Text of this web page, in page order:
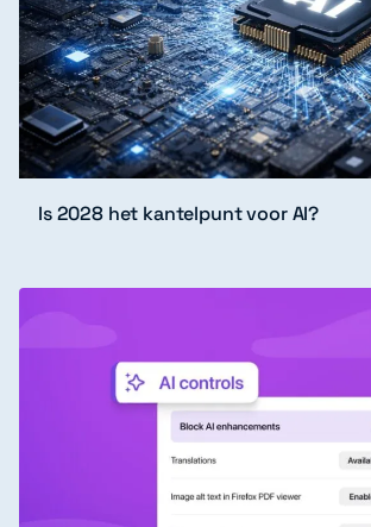
Is 2028 het kantelpunt voor AI?